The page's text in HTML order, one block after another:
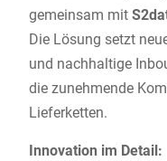
gemeinsam mit
Die Lösung setzt
und nachhaltige
die zunehmende
Lieferketten.
Innovation im Detail: